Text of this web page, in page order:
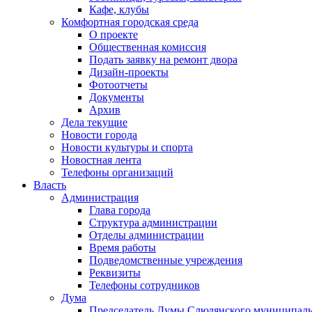
Кафе, клубы
Комфортная городская среда
О проекте
Общественная комиссия
Подать заявку на ремонт двора
Дизайн-проекты
Фотоотчеты
Документы
Архив
Дела текущие
Новости города
Новости культуры и спорта
Новостная лента
Телефоны организаций
Власть
Администрация
Глава города
Структура администрации
Отделы администрации
Время работы
Подведомственные учреждения
Реквизиты
Телефоны сотрудников
Дума